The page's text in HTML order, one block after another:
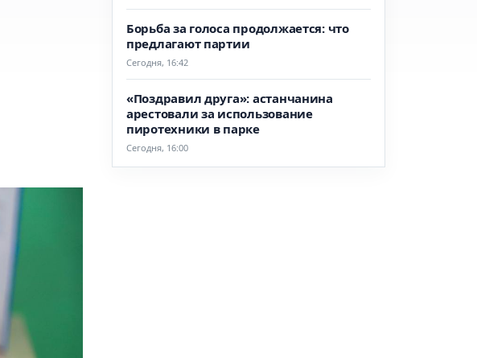
Борьба за голоса продолжается: что
предлагают партии
Сегодня, 16:42
«Поздравил друга»: астанчанина
арестовали за использование
пиротехники в парке
Сегодня, 16:00